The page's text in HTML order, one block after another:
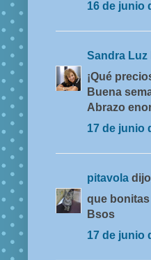
16 de junio
Sandra Luz
¡Qué
Buena
Abrazo
17 de junio
pitavola
que
Bsos
17 de junio